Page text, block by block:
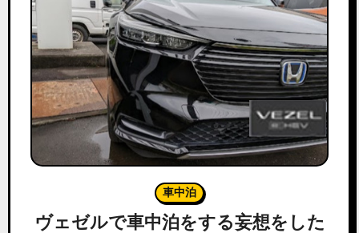
車中泊
ヴェゼルで車中泊をする妄想をした